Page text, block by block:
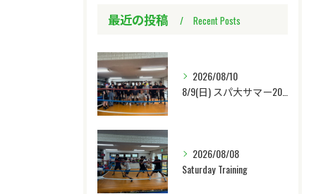
最近の投稿 Recent Posts
2026/08/10
2026/08/08
Saturday Training